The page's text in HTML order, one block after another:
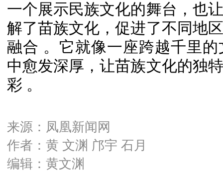
一个展示民族文化的舞台，也
解了苗族文化，促进了不同地
融合 。 它就像一座跨越千里
中愈发深厚，让苗族文化的独
彩 。
来源：凤凰新闻网
作者：黄 文渊 邝宇 石月
编辑：黄文渊